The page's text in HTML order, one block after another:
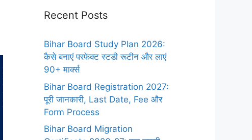
Recent Posts
Bihar Board Study Plan 2026:
कैसे बनाएं परफेक्ट स्टडी रूटीन और लाएं
90+ मार्क्स
Bihar Board Registration 2027:
पूरी जानकारी, Last Date, Fee और
Form Process
Bihar Board Migration